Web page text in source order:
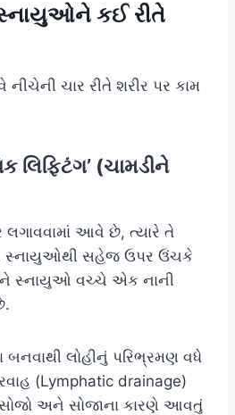
કઈ રીતે
ચાર રીતે શરીર પર કામ
લિફ્ટિંગ’ (ચામડીને
લગાવવામાં આવે છે, ત્યારે તે
સ્નાયુઓથી સહેજ ઉપર ઉંચકે
સ્નાયુઓ વચ્ચે એક નાની
લોહીનું પરિભ્રમણ વધે
(Lymphatic drainage)
અને સોજાના કારણે આવતું